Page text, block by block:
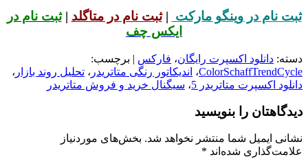
ثبت نام در وینگو مارکت |ثبت نام در متاگلد |ثبت نام در
ایکس چف
دسته: دانلود اکسپرت رایگان، فارکس | برچسب:
ColorSchaffTrendCycle، اندیکاتور رنگی متاتریدر ، تحلیل روند بازار ،
دانلود اکسپرت متاتریدر 5
، سیگنال خرید و فروش متاتریدر
دیدگاهتان را بنویسید
نشانی ایمیل شما منتشر نخواهد شد. بخش‌های موردنیاز
علامت‌گذاری شده‌اند *